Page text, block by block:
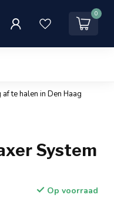
0
te halen in Den Haag
System
Op voorraad